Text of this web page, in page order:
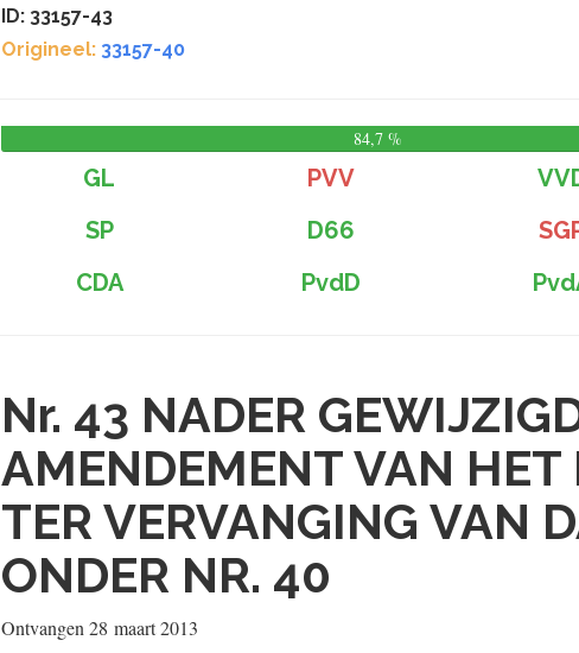
ID: 33157-43
Origineel: 33157-40
84,7 %
GL PVV
SP
D66
CDA
PvdD
Nr. 43 NADER
AMENDEMENT VAN HET
TER VERVANGING VAN
ONDER NR. 40
Ontvangen 28 maart 2013